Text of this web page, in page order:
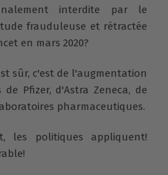
interdite par le
frauduleuse et rétractée
en mars 2020?
sûr, c'est de l'augmentation
Pfizer, d'Astra Zeneca, de
pharmaceutiques.
les politiques appliquent!